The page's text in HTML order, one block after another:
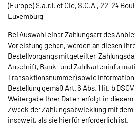
(Europe) S.a.r.l. et Cie, S.C.A., 22-24
Luxemburg
Bei Auswahl einer Zahlungsart des
Vorleistung gehen, werden an diesen
Bestellvorgangs mitgeteilten
Anschrift, Bank- und
Transaktionsnummer) sowie
Bestellung gemäß Art. 6 Abs. 1 lit. b
Weitergabe Ihrer Daten erfolgt in
Zweck der Zahlungsabwicklung mit
insoweit, als sie hierfür erforderlich ist.